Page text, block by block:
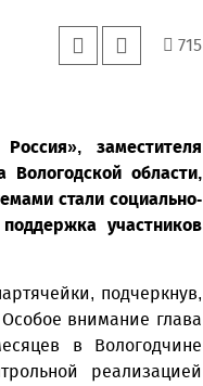
715
заместителя
области,
стали социально-
участников
подчеркнув,
внимание глава
в Вологодчине
реализацией